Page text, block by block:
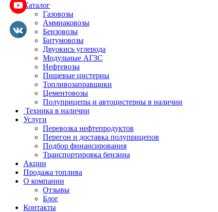
Каталог
Газовозы
Аммиаковозы
Бензовозы
Битумовозы
Двуокись углерода
Модульные АГЗС
Нефтевозы
Пищевые цистерны
Топливозаправщики
Цементовозы
Полуприцепы и автоцистерны в наличии
Техника в наличии
Услуги
Перевозка нефтепродуктов
Перегон и доставка полуприцепов
Подбор финансирования
Транспортировка бензина
Акции
Продажа топлива
О компании
Отзывы
Блог
Контакты